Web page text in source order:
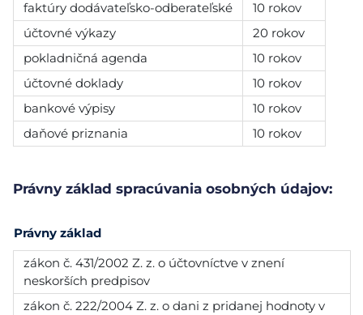
faktúry dodávateľsko-odberateľské
10 rokov
účtovné výkazy
20 rokov
pokladničná agenda
10 rokov
účtovné doklady
10 rokov
bankové výpisy
10 rokov
daňové priznania
10 rokov
Právny základ spracúvania osobných údajov:
Právny základ
zákon č. 431/2002 Z. z. o účtovníctve v znení
neskorších predpisov
zákon č. 222/2004 Z. z. o dani z pridanej hodnoty v